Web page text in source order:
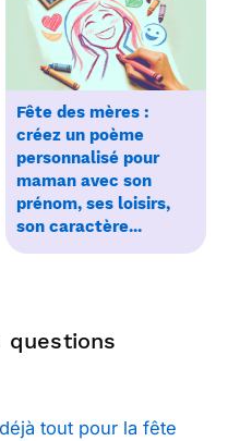
Fête des mères :
créez un poème
personnalisé pour
maman avec son
prénom, ses loisirs,
son caractère...
questions
tout pour la fête